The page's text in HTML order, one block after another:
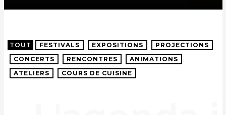
TOUT FESTIVALS EXPOSITIONS
PROJECTIONS
CONCERTS
RENCONTRES
ANIMATIONS
ATELIERS
COURS DE CUISINE